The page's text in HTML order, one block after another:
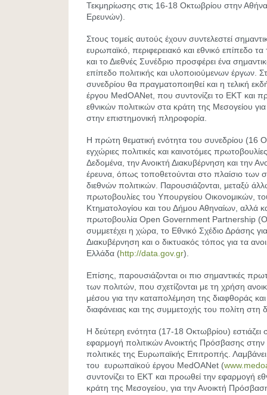
Τεκμηρίωσης στις 16-18 Οκτωβρίου στην
Ερευνών).
Στους τομείς αυτούς έχουν συντελεστεί
ευρωπαϊκό, περιφερειακό και εθνικό επίπεδο τα
και το Διεθνές Συνέδριο προσφέρει ένα
επίπεδο πολιτικής και υλοποιούμενων έργων.
συνεδρίου θα πραγματοποιηθεί και η τελική
έργου MedOANet, που συντονίζει το ΕΚΤ και
εθνικών πολιτικών στα κράτη της Μεσογείου
στην επιστημονική πληροφορία.
Η πρώτη θεματική ενότητα του συνεδρίου (16
εγχώριες πολιτικές και καινοτόμες
Δεδομένα, την Ανοικτή Διακυβέρνηση και την
έρευνα, όπως τοποθετούνται στο πλαίσιο των
διεθνών πολιτικών. Παρουσιάζονται, μεταξύ
πρωτοβουλίες του Υπουργείου Οικονομικών,
Κτηματολογίου και του Δήμου Αθηναίων, αλλά
πρωτοβουλία Open Government Partnership
συμμετέχει η χώρα, το Εθνικό Σχέδιο Δράσης
Διακυβέρνηση και ο δικτυακός τόπος για τα
Ελλάδα (http://data.gov.gr).
Επίσης, παρουσιάζονται οι πιο σημαντικές
των πολιτών, που σχετίζονται με τη χρήση
μέσου για την καταπολέμηση της διαφθοράς
διαφάνειας και της συμμετοχής του πολίτη στη
Η δεύτερη ενότητα (17-18 Οκτωβρίου) εστιάζει
εφαρμογή πολιτικών Ανοικτής Πρόσβασης
πολιτικές της Ευρωπαϊκής Επιτροπής.
του ευρωπαϊκού έργου MedOANet (
συντονίζει το ΕΚΤ και προωθεί την εφαρμογή
κράτη της Μεσογείου, για την Ανοικτή